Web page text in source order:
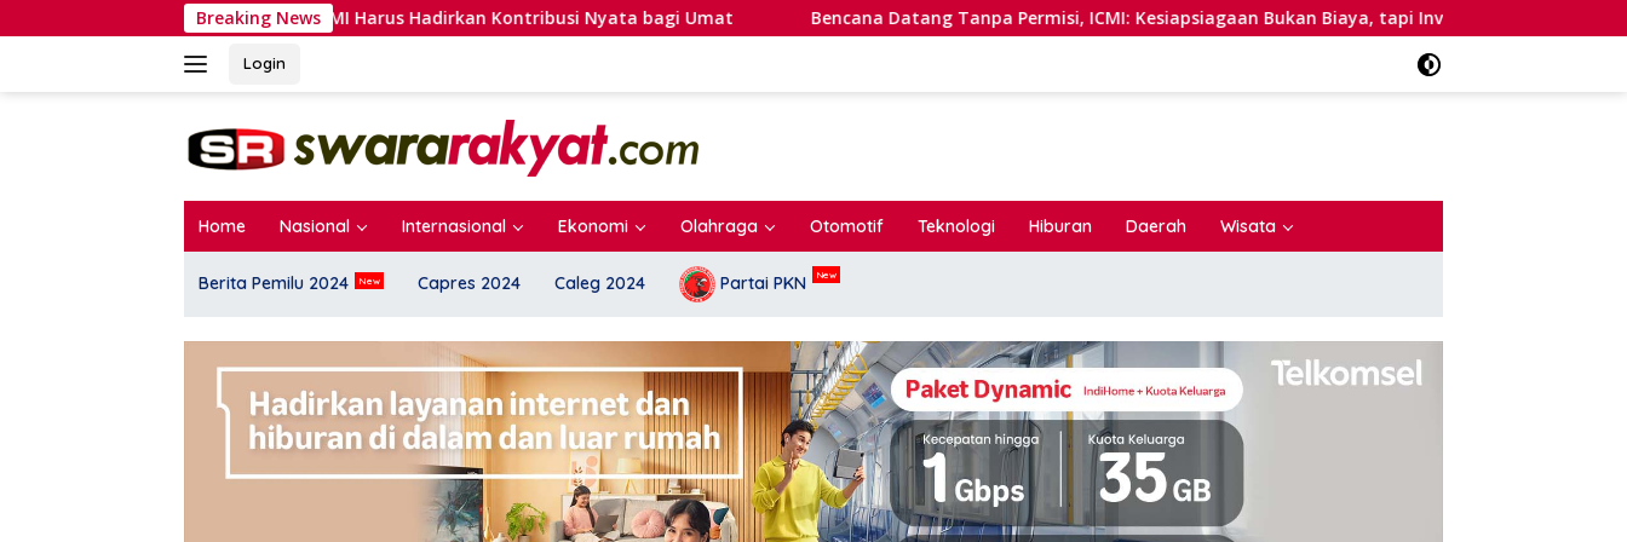
ke
Breaking News
Rhesa Yogaswara: Orsat ICMI Harus Hadirkan Kontribusi Nyata bagi Umat Bencana Datang Tanpa Permisi, ICMI: Kesiapsiagaan Bukan Biaya, tapi Investasi
Login
Home Nasional Internasional Ekonomi Olahraga Otomotif Teknologi Hiburan Daerah Wisata
Berita Pemilu 2024 Capres 2024 Caleg 2024 Partai PKN